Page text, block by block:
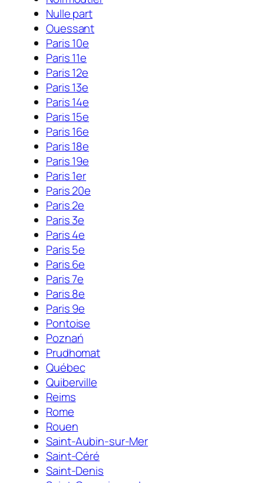
Nulle part
Ouessant
Paris 10e
Paris 11e
Paris 12e
Paris 13e
Paris 14e
Paris 15e
Paris 16e
Paris 18e
Paris 19e
Paris 1er
Paris 20e
Paris 2e
Paris 3e
Paris 4e
Paris 5e
Paris 6e
Paris 7e
Paris 8e
Paris 9e
Pontoise
Poznań
Prudhomat
Québec
Quiberville
Reims
Rome
Rouen
Saint-Aubin-sur-Mer
Saint-Céré
Saint-Denis